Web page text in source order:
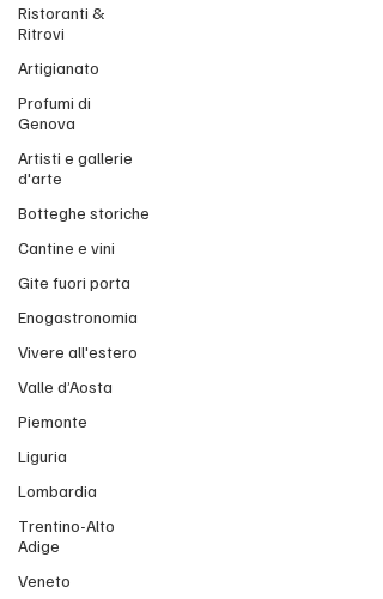
Ristoranti &
Ritrovi
Artigianato
Profumi di
Genova
Artisti e gallerie
d'arte
Botteghe storiche
Cantine e vini
Gite fuori porta
Enogastronomia
Vivere all'estero
Valle d’Aosta
Piemonte
Liguria
Lombardia
Trentino-Alto
Adige
Veneto